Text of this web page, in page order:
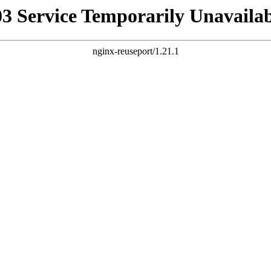
Service Temporarily
nginx-reuseport/1.21.1